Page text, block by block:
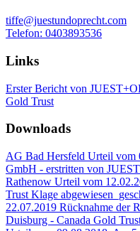
tiffe@juestundoprecht.com
Telefon: 0403893536
Links
Erster Bericht von
Gold Trust
Downloads
AG Bad Hersfeld Urteil vom
GmbH - erstritten von
Rathenow Urteil vom
Trust Klage
22.07.2019 Rücknahme der
Duisburg - Canada Gold